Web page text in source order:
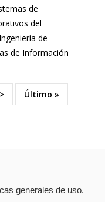
de
del
de
de Información
Última
página
Último »
generales de uso.